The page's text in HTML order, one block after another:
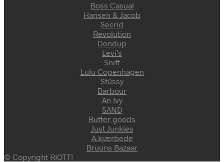
Boss Casual
Hansen & Jacob
Secrid
Revolution
Dondup
Levi's
Sniff
Lulu Copenhagen
Stüssy
Barbour
An Ivy
SAND
Butter goods
Just Junkies
A.kjærbede
Bruuns Bazaar
© Copyright RIOTT!